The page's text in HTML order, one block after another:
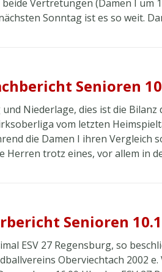
Vertretungen (Damen I um
Sonntag ist es so weit.
Senioren
und Niederlage, dies ist die
vom letzten
die Damen I ihren Vergleich
Herren trotz eines, vor allem in
Senioren
ESV 27 Regensburg, so
Oberviechtach 2002